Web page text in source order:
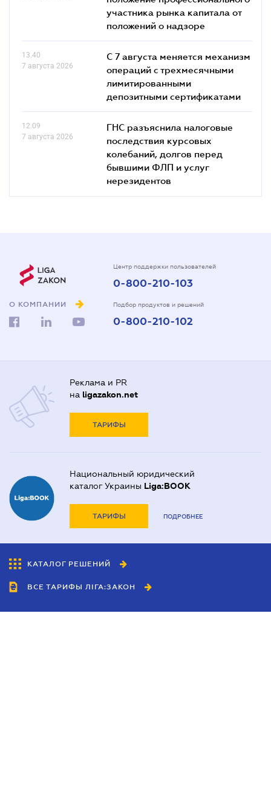
участника рынка капитала от
положений о надзоре
13.40
7 августа 2026
С 7 августа меняется механизм
операций с трехмесячными
лимитированными
депозитными сертификатами
12.09
7 августа 2026
ГНС разъяснила налоговые
последствия курсовых
колебаний, долгов перед
бывшими ФЛП и услуг
нерезидентов
О КОМПАНИИ
Центр поддержки пользователей
0-800-210-103
Подбор продуктов и решений
0-800-210-102
Реклама и PR
на ligazakon.net
ТАРИФЫ
Национальный юридический
каталог Украины Liga:BOOK
ТАРИФЫ ПОДРОБНЕЕ
КАТАЛОГ РЕШЕНИЙ
ВСЕ ТАРИФЫ ЛІГА:ЗАКОН